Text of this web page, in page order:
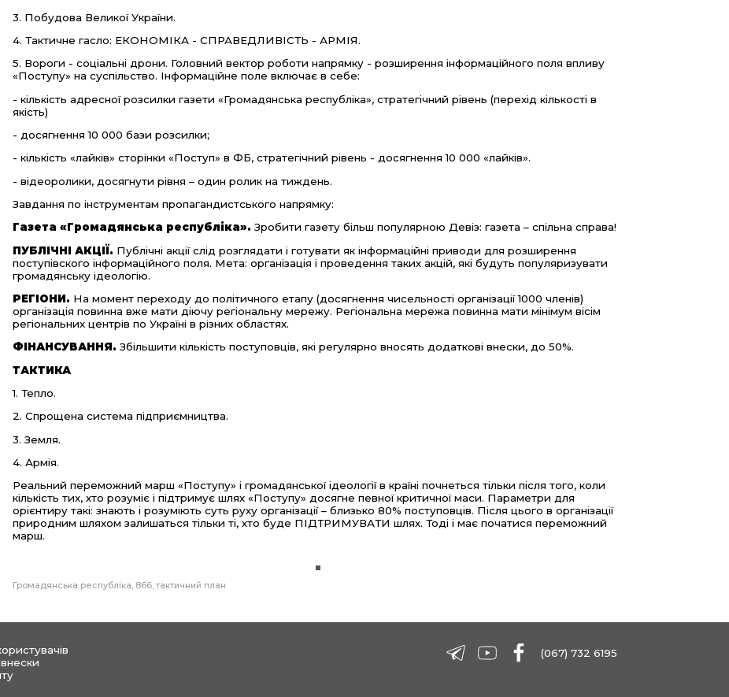
3. Побудова Великої України.
4. Тактичне гасло: ЕКОНОМІКА - СПРАВЕДЛИВІСТЬ - АРМІЯ.
5. Вороги - соціальні дрони. Головний вектор роботи напрямку - розширення інформаційного поля впливу
«Поступу» на суспільство. Інформаційне поле включає в себе:
- кількість адресної розсилки газети «Громадянська республіка», стратегічний рівень (перехід кількості в
якість)
- досягнення 10 000 бази розсилки;
- кількість «лайків» сторінки «Поступ» в ФБ, стратегічний рівень - досягнення 10 000 «лайків».
- відеоролики, досягнути рівня – один ролик на тиждень.
Завдання по інструментам пропагандистського напрямку:
Газета «Громадянська республіка». Зробити газету більш популярною Девіз: газета – спільна справа!
ПУБЛІЧНІ АКЦІЇ. Публічні акції слід розглядати і готувати як інформаційні приводи для розширення
поступівского інформаційного поля. Мета: організація і проведення таких акцій, які будуть популяризувати
громадянську ідеологію.
РЕГІОНИ. На момент переходу до політичного етапу (досягнення чисельності організації 1000 членів)
організація повинна вже мати діючу регіональну мережу. Регіональна мережа повинна мати мінімум вісім
регіональних центрів по Україні в різних областях.
ФІНАНСУВАННЯ. Збільшити кількість поступовців, які регулярно вносять додаткові внески, до 50%.
ТАКТИКА
1. Тепло.
2. Спрощена система підприємництва.
3. Земля.
4. Армія.
Реальний переможний марш «Поступу» і громадянської ідеології в країні почнеться тільки після того, коли
кількість тих, хто розуміє і підтримує шлях «Поступу» досягне певної критичної маси. Параметри для
орієнтиру такі: знають і розуміють суть руху організації – близько 80% поступовців. Після цього в організації
природним шляхом залишаться тільки ті, хто буде ПІДТРИМУВАТИ шлях. Тоді і має початися переможний
марш.
Громадянська республіка 866 тактичний план
(067) 732 6195